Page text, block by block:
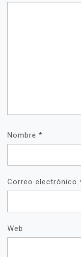
Nombre *
Correo electrónico
Web